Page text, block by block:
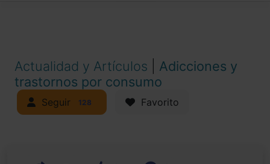
Actualidad y Artículos
Adicciones y
trastornos por consumo
Seguir 128 Favorito